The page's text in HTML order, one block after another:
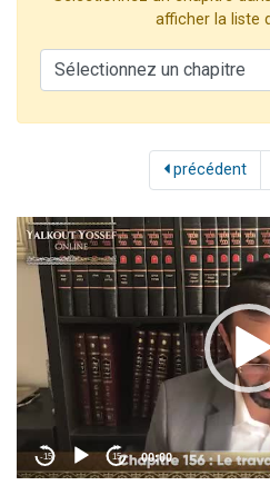
Il reste 49
12 nouvelles
afficher la liste
précédent